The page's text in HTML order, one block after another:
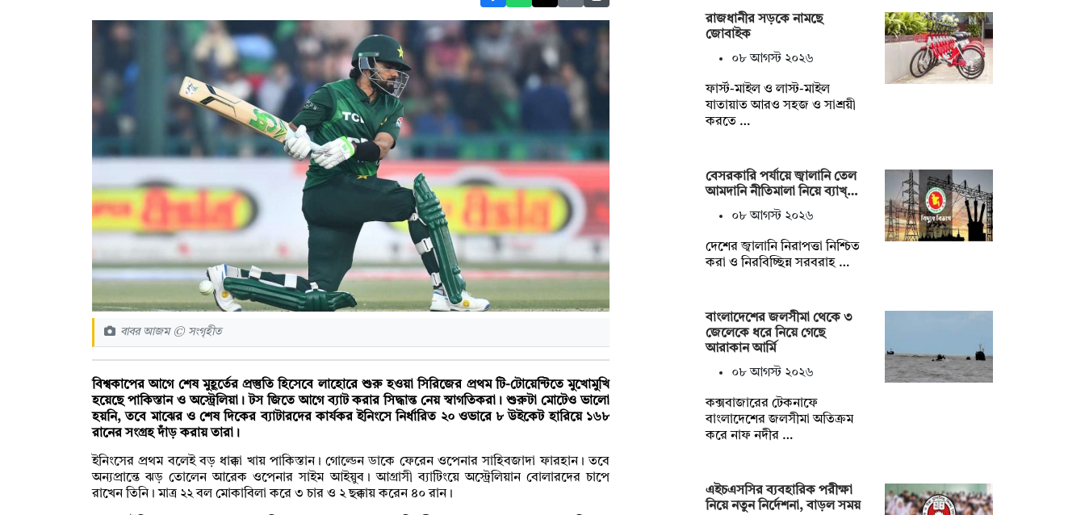
বাবর আজম © সংগৃহীত
বিশ্বকাপের আগে শেষ মুহূর্তের প্রস্তুতি হিসেবে লাহোরে শুরু হওয়া সিরিজের প্রথম টি-টোয়েন্টিতে মুখোমুখি
হয়েছে পাকিস্তান ও অস্ট্রেলিয়া। টস জিতে আগে ব্যাট করার সিদ্ধান্ত নেয় স্বাগতিকরা। শুরুটা মোটেও ভালো
হয়নি, তবে মাঝের ও শেষ দিকের ব্যাটারদের কার্যকর ইনিংসে নির্ধারিত ২০ ওভারে ৮ উইকেট হারিয়ে ১৬৮
রানের সংগ্রহ দাঁড় করায় তারা।
ইনিংসের প্রথম বলেই বড় ধাক্কা খায় পাকিস্তান। গোল্ডেন ডাকে ফেরেন ওপেনার সাহিবজাদা ফারহান। তবে
অন্যপ্রান্তে ঝড় তোলেন আরেক ওপেনার সাইম আইয়ুব। আগ্রাসী ব্যাটিংয়ে অস্ট্রেলিয়ান বোলারদের চাপে
রাখেন তিনি। মাত্র ২২ বল মোকাবিলা করে ৩ চার ও ২ ছক্কায় করেন ৪০ রান।
রাজধানীর সড়কে নামছে
জোবাইক
০৮ আগস্ট ২০২৬
ফার্স্ট-মাইল ও লাস্ট-মাইল
যাতায়াত আরও সহজ ও সাশ্রয়ী
করতে …
বেসরকারি পর্যায়ে জ্বালানি তেল
আমদানি নীতিমালা নিয়ে ব্যাখ্…
০৮ আগস্ট ২০২৬
দেশের জ্বালানি নিরাপত্তা নিশ্চিত
করা ও নিরবিচ্ছিন্ন সরবরাহ …
বাংলাদেশের জলসীমা থেকে ৩
জেলেকে ধরে নিয়ে গেছে
আরাকান আর্মি
০৮ আগস্ট ২০২৬
কক্সবাজারের টেকনাফে
বাংলাদেশের জলসীমা অতিক্রম
করে নাফ নদীর …
এইচএসসির ব্যবহারিক পরীক্ষা
নিয়ে নতুন নির্দেশনা, বাড়ল সময়